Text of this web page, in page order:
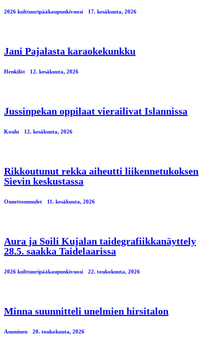
2026 kulttuuripääkaupunkivuosi 17. kesäkuuta, 2026
Jani Pajalasta karaokekunkku
Henkilöt 12. kesäkuuta, 2026
Jussinpekan oppilaat vierailivat Islannissa
Koulu 12. kesäkuuta, 2026
Rikkoutunut rekka aiheutti liikennetukoksen
Sievin keskustassa
Onnettomuudet 11. kesäkuuta, 2026
Aura ja Soili Kujalan taidegrafiikkanäyttely
28.5. saakka Taidelaarissa
2026 kulttuuripääkaupunkivuosi 22. toukokuuta, 2026
Minna suunnitteli unelmien hirsitalon
Asuminen 20. toukokuuta, 2026